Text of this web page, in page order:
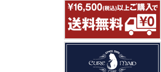
大事な
RPGが